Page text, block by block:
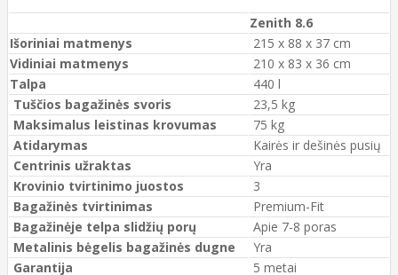
Zenith 8.6
Išoriniai matmenys
215 x 88 x 37 cm
Vidiniai matmenys
210 x 83 x 36 cm
Talpa
440 l
Tuščios bagažinės svoris
23,5 kg
Maksimalus leistinas krovumas
75 kg
Atidarymas
Kairės ir dešinės pusių
Centrinis užraktas
Yra
Krovinio tvirtinimo juostos
3
Bagažinės tvirtinimas
Premium-Fit
Bagažinėje telpa slidžių porų
Apie 7-8 poras
Metalinis bėgelis bagažinės dugne
Yra
Garantija
5 metai